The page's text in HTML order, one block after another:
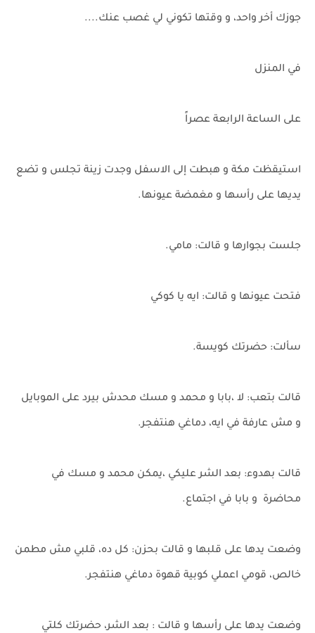
جوزك أخر واحد، و وقتها تكوني لي غصب عنك....
في المنزل
على الساعة الرابعة عصراً
استيقظت مكة و هبطت إلى الاسفل وجدت زينة تجلس و تضع
يديها على رأسها و مغمضة عيونها.
جلست بجوارها و قالت: مامي.
فتحت عيونها و قالت: ايه يا كوكي
سألت: حضرتك كويسة.
قالت بتعب: لا ،بابا و محمد و مسك محدش بيرد على الموبايل
و مش عارفة في ايه، دماغي هنتفجر.
قالت بهدوء: بعد الشر عليكي ،يمكن محمد و مسك في
محاضرة و بابا في اجتماع.
وضعت يدها على قلبها و قالت بحزن: كل ده، قلبي مش مطمن
خالص، قومي اعملي كوبية قهوة دماغي هنتفجر.
وضعت يدها على رأسها و قالت : بعد الشر، حضرتك كلتي